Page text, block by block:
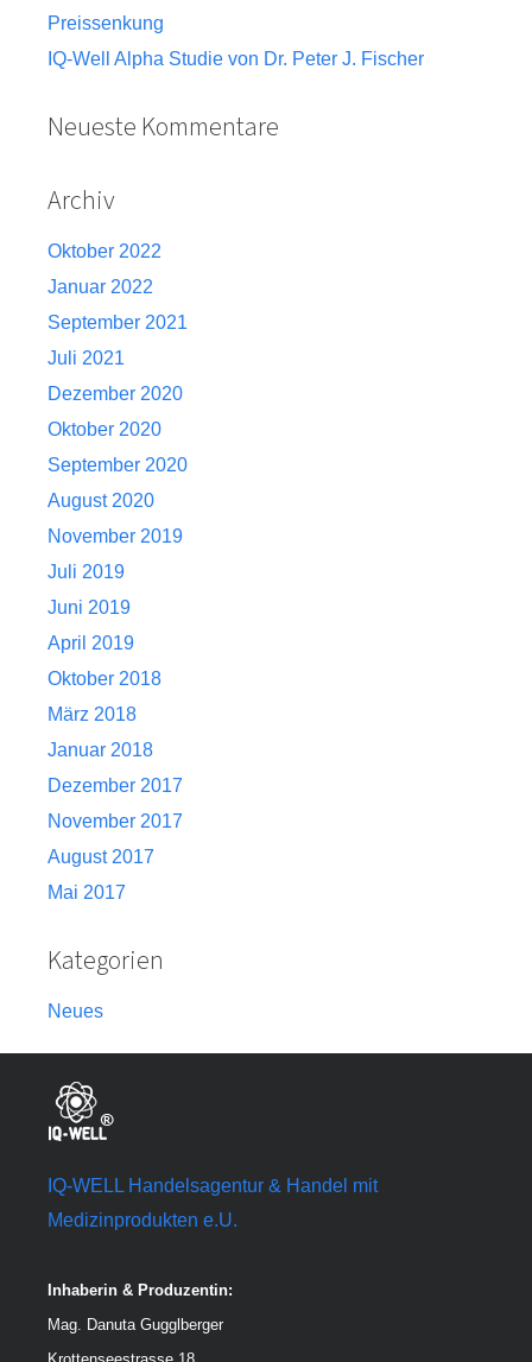
Preissenkung
IQ-Well Alpha Studie von Dr. Peter J. Fischer
Neueste Kommentare
Archiv
Oktober 2022
Januar 2022
September 2021
Juli 2021
Dezember 2020
Oktober 2020
September 2020
August 2020
November 2019
Juli 2019
Juni 2019
April 2019
Oktober 2018
März 2018
Januar 2018
Dezember 2017
November 2017
August 2017
Mai 2017
Kategorien
Neues
IQ-WELL Handelsagentur & Handel mit
Medizinprodukten e.U.
Inhaberin & Produzentin:
Mag. Danuta Gugglberger